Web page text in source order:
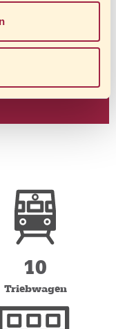
10
Triebwagen